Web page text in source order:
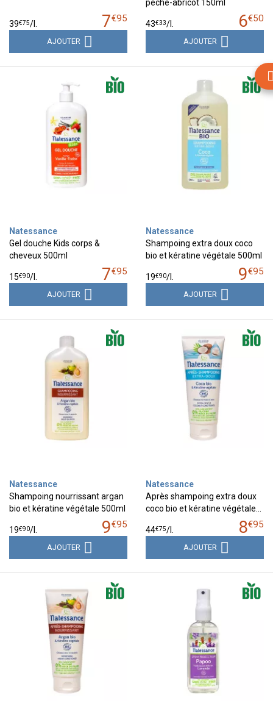
7€95
39€75/
AJOUTER
pêche-abricot 150ml
6€50
43€33/
AJOUTER
Natessance
Gel douche Kids corps &
cheveux 500ml
7€95
15€90/
AJOUTER
Natessance
Shampoing extra doux coco
bio et kératine végétale 500ml
9€95
19€90/
AJOUTER
Natessance
Shampoing nourrissant argan
bio et kératine végétale 500ml
9€95
19€90/
AJOUTER
Natessance
Après shampoing extra doux
coco bio et kératine végétale…
8€95
44€75/
AJOUTER